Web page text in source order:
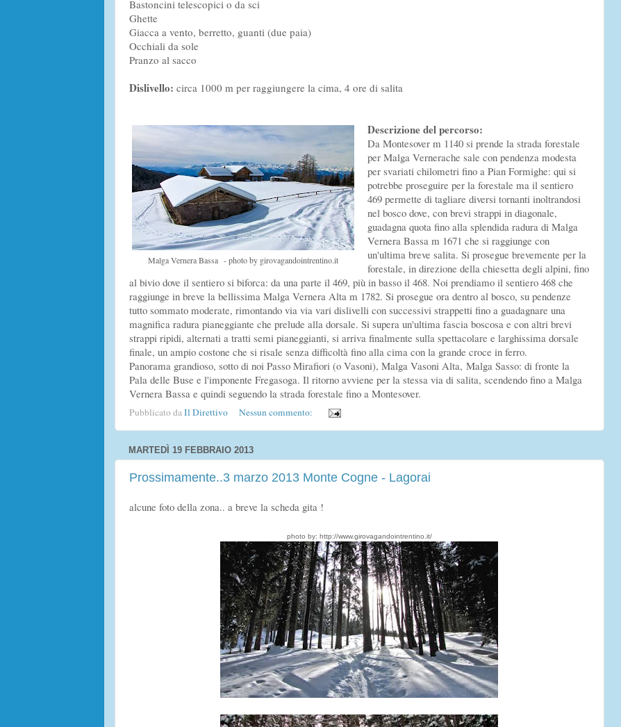
Bastoncini telescopici o da sci
Ghette
Giacca a vento, berretto, guanti (due paia)
Occhiali da sole
Pranzo al sacco
Dislivello: circa 1000 m per raggiungere la cima, 4 ore di salita
Malga Vernera Bassa - photo by girovagandointrentino.it
Descrizione del percorso:
Da Montesover m 1140 si prende la strada forestale
per Malga Vernerache sale con pendenza modesta
per svariati chilometri fino a Pian Formighe: qui si
potrebbe proseguire per la forestale ma il sentiero
469 permette di tagliare diversi tornanti inoltrandosi
nel bosco dove, con brevi strappi in diagonale,
guadagna quota fino alla splendida radura di Malga
Vernera Bassa m 1671 che si raggiunge con
un'ultima breve salita. Si prosegue brevemente per la
forestale, in direzione della chiesetta degli alpini, fino
al bivio dove il sentiero si biforca: da una parte il 469, più in basso il 468. Noi prendiamo il sentiero 468 che
raggiunge in breve la bellissima Malga Vernera Alta m 1782. Si prosegue ora dentro al bosco, su pendenze
tutto sommato moderate, rimontando via via vari dislivelli con successivi strappetti fino a guadagnare una
magnifica radura pianeggiante che prelude alla dorsale. Si supera un'ultima fascia boscosa e con altri brevi
strappi ripidi, alternati a tratti semi pianeggianti, si arriva finalmente sulla spettacolare e larghissima dorsale
finale, un ampio costone che si risale senza difficoltà fino alla cima con la grande croce in ferro.
Panorama grandioso, sotto di noi Passo Mirafiori (o Vasoni), Malga Vasoni Alta, Malga Sasso: di fronte la
Pala delle Buse e l'imponente Fregasoga. Il ritorno avviene per la stessa via di salita, scendendo fino a Malga
Vernera Bassa e quindi seguendo la strada forestale fino a Montesover.
Pubblicato daIl Direttivo Nessun commento:
MARTEDÌ 19 FEBBRAIO 2013
Prossimamente..3 marzo 2013 Monte Cogne - Lagorai
alcune foto della zona.. a breve la scheda gita !
photo by: http://www.girovagandointrentino.it/